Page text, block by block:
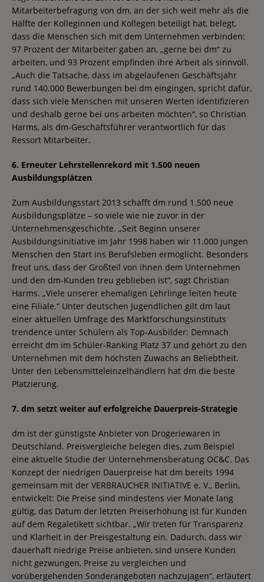
Mitarbeiterbefragung von dm, an der sich weit mehr als die
Hälfte der Kolleginnen und Kollegen beteiligt hat, belegt,
dass die Menschen sich mit dem Unternehmen verbinden:
97 Prozent der Mitarbeiter gaben an, „gerne bei dm“ zu
arbeiten, und 93 Prozent empfinden ihre Arbeit als sinnvoll.
„Auch die Tatsache, dass im abgelaufenen Geschäftsjahr
rund 140.000 Bewerbungen bei dm eingingen, spricht dafür,
dass sich viele Menschen mit unseren Werten identifizieren
und deshalb gerne bei uns arbeiten möchten“, so Christian
Harms, als dm-Geschäftsführer verantwortlich für das
Ressort Mitarbeiter.
6. Erneuter Lehrstellenrekord mit 1.500 neuen
Ausbildungsplätzen
Zum Ausbildungsstart 2013 schafft dm rund 1.500 neue
Ausbildungsplätze – so viele wie nie zuvor in der
Unternehmensgeschichte. „Seit Beginn unserer
Ausbildungsinitiative im Jahr 1998 haben wir 11.000 jungen
Menschen den Start ins Berufsleben ermöglicht. Besonders
freut uns, dass der Großteil von ihnen dem Unternehmen
und den dm-Kunden treu geblieben ist“, sagt Christian
Harms. „Viele unserer ehemaligen Lehrlinge leiten heute
eine Filiale.“ Unter deutschen Jugendlichen gilt dm laut
einer aktuellen Umfrage des Marktforschungsinstituts
trendence unter Schülern als Top-Ausbilder: Demnach
erreicht dm im Schüler-Ranking Platz 37 und gehört zu den
Unternehmen mit dem höchsten Zuwachs an Beliebtheit.
Unter den Lebensmitteleinzelhändlern hat dm die beste
Platzierung.
7. dm setzt weiter auf erfolgreiche Dauerpreis-Strategie
dm ist der günstigste Anbieter von Drogeriewaren in
Deutschland. Preisvergleiche belegen dies, zum Beispiel
eine aktuelle Studie der Unternehmensberatung OC&C. Das
Konzept der niedrigen Dauerpreise hat dm bereits 1994
gemeinsam mit der VERBRAUCHER INITIATIVE e. V., Berlin,
entwickelt: Die Preise sind mindestens vier Monate lang
gültig, das Datum der letzten Preiserhöhung ist für Kunden
auf dem Regaletikett sichtbar. „Wir treten für Transparenz
und Klarheit in der Preisgestaltung ein. Dadurch, dass wir
dauerhaft niedrige Preise anbieten, sind unsere Kunden
nicht gezwungen, Preise zu vergleichen und
vorübergehenden Sonderangeboten nachzujagen“, erläutert